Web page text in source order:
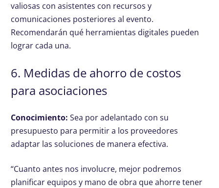
valiosas con asistentes con recursos y
comunicaciones posteriores al evento.
Recomendarán qué herramientas digitales pueden
lograr cada una.
6. Medidas de ahorro de costos
para asociaciones
Conocimiento: Sea por adelantado con su
presupuesto para permitir a los proveedores
adaptar las soluciones de manera efectiva.
“Cuanto antes nos involucre, mejor podremos
planificar equipos y mano de obra que ahorre tener